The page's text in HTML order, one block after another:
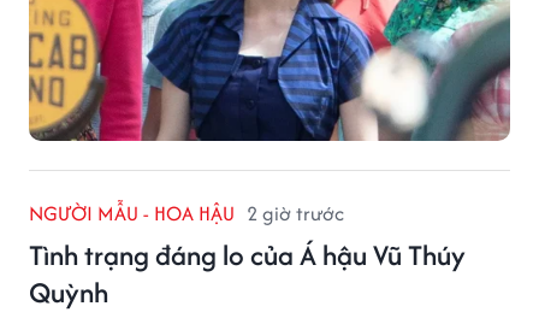
NGƯỜI MẪU - HOA HẬU 2 giờ trước
Tình trạng đáng lo của Á hậu Vũ Thúy
Quỳnh